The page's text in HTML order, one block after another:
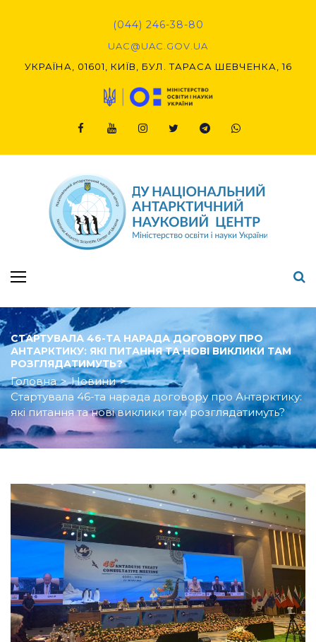
(044) 246-38-80
UAC@UAC.GOV.UA​​
УКРАЇНА, 01601, КИЇВ, БУЛ. ТАРАСА ШЕВЧЕНКА, 16
СТАРТУВАЛА 46-ТА НАРАДА ДОГОВОРУ ПРО
АНТАРКТИКУ: ЯКІ ПИТАННЯ ТА НОВІ ВИКЛИКИ ТАМ
РОЗГЛЯДАТИМУТЬ?
Головна > Новини >
Стартувала 46-та нарада договору про Антарктику:
які питання та нові виклики там розглядатимуть?